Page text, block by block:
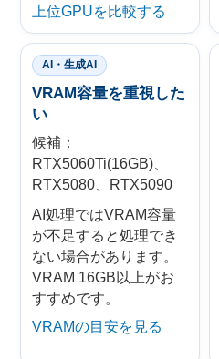
上位GPUを比較する
AI・生成AI
VRAM容量を重視した
い
候補：
RTX5060Ti(16GB)、
RTX5080、RTX5090
AI処理ではVRAM容量
が不足すると処理でき
ない場合があります。
VRAM 16GB以上がお
すすめです。
VRAMの目安を見る